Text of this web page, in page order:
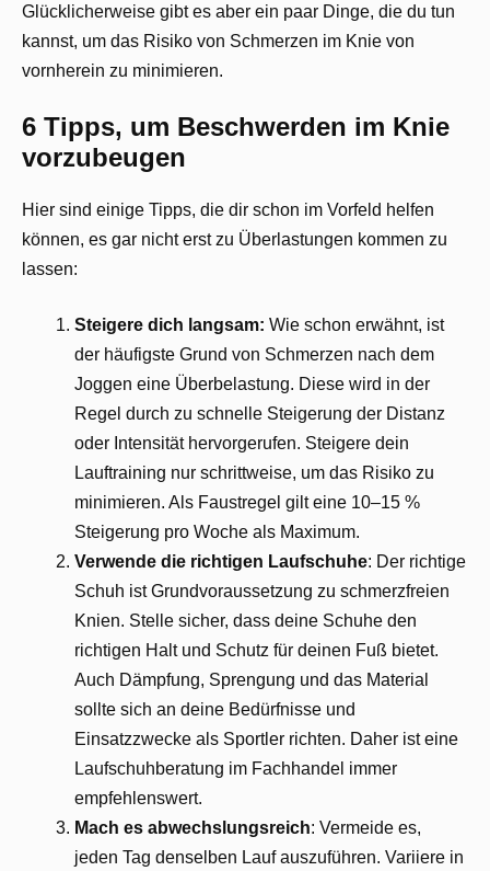
Glücklicherweise gibt es aber ein paar Dinge, die du tun
kannst, um das Risiko von Schmerzen im Knie von
vornherein zu minimieren.
6 Tipps, um Beschwerden im Knie
vorzubeugen
Hier sind einige Tipps, die dir schon im Vorfeld helfen
können, es gar nicht erst zu Überlastungen kommen zu
lassen:
Steigere dich langsam: Wie schon erwähnt, ist
der häufigste Grund von Schmerzen nach dem
Joggen eine Überbelastung. Diese wird in der
Regel durch zu schnelle Steigerung der Distanz
oder Intensität hervorgerufen. Steigere dein
Lauftraining nur schrittweise, um das Risiko zu
minimieren. Als Faustregel gilt eine 10–15 %
Steigerung pro Woche als Maximum.
Verwende die richtigen Laufschuhe: Der richtige
Schuh ist Grundvoraussetzung zu schmerzfreien
Knien. Stelle sicher, dass deine Schuhe den
richtigen Halt und Schutz für deinen Fuß bietet.
Auch Dämpfung, Sprengung und das Material
sollte sich an deine Bedürfnisse und
Einsatzzwecke als Sportler richten. Daher ist eine
Laufschuhberatung im Fachhandel immer
empfehlenswert.
Mach es abwechslungsreich: Vermeide es,
jeden Tag denselben Lauf auszuführen. Variiere in